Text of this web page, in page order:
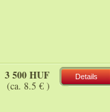
3 500 HUF
(ca. 8.5 € )
Details